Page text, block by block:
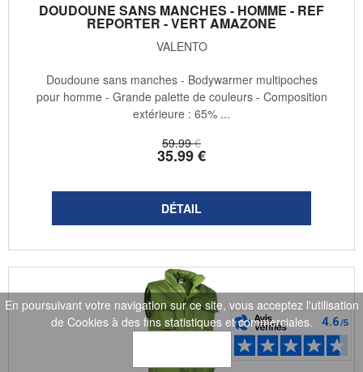
DOUDOUNE SANS MANCHES - HOMME - REF
REPORTER - VERT AMAZONE
VALENTO
59.99 €
35.99€
Doudoune sans manches - Bodywarmer multipoches
pour homme - Grande palette de couleurs - Composition
extérieure : 65% ...
En poursuivant votre navigation sur ce site, vous acceptez l'utilisation
de Cookies à des fins statistiques et commerciales.